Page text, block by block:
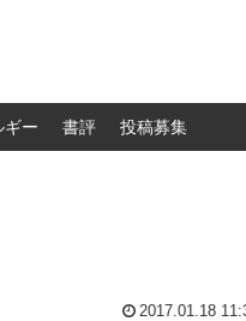
ギー 書評 投稿募集
2017.01.18